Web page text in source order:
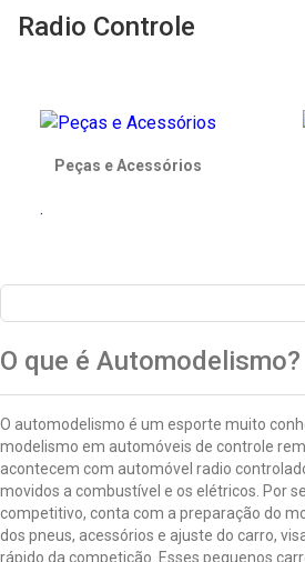
Radio Controle
Peças e Acessórios
.
O que é Automodelismo?
O automodelismo é um esporte muito
modelismo em automóveis de controle
acontecem com automóvel radio
movidos a combustível e os elétricos. Por
competitivo, conta com a preparação do
dos pneus, acessórios e ajuste do carro,
rápido da competição. Esses pequenos